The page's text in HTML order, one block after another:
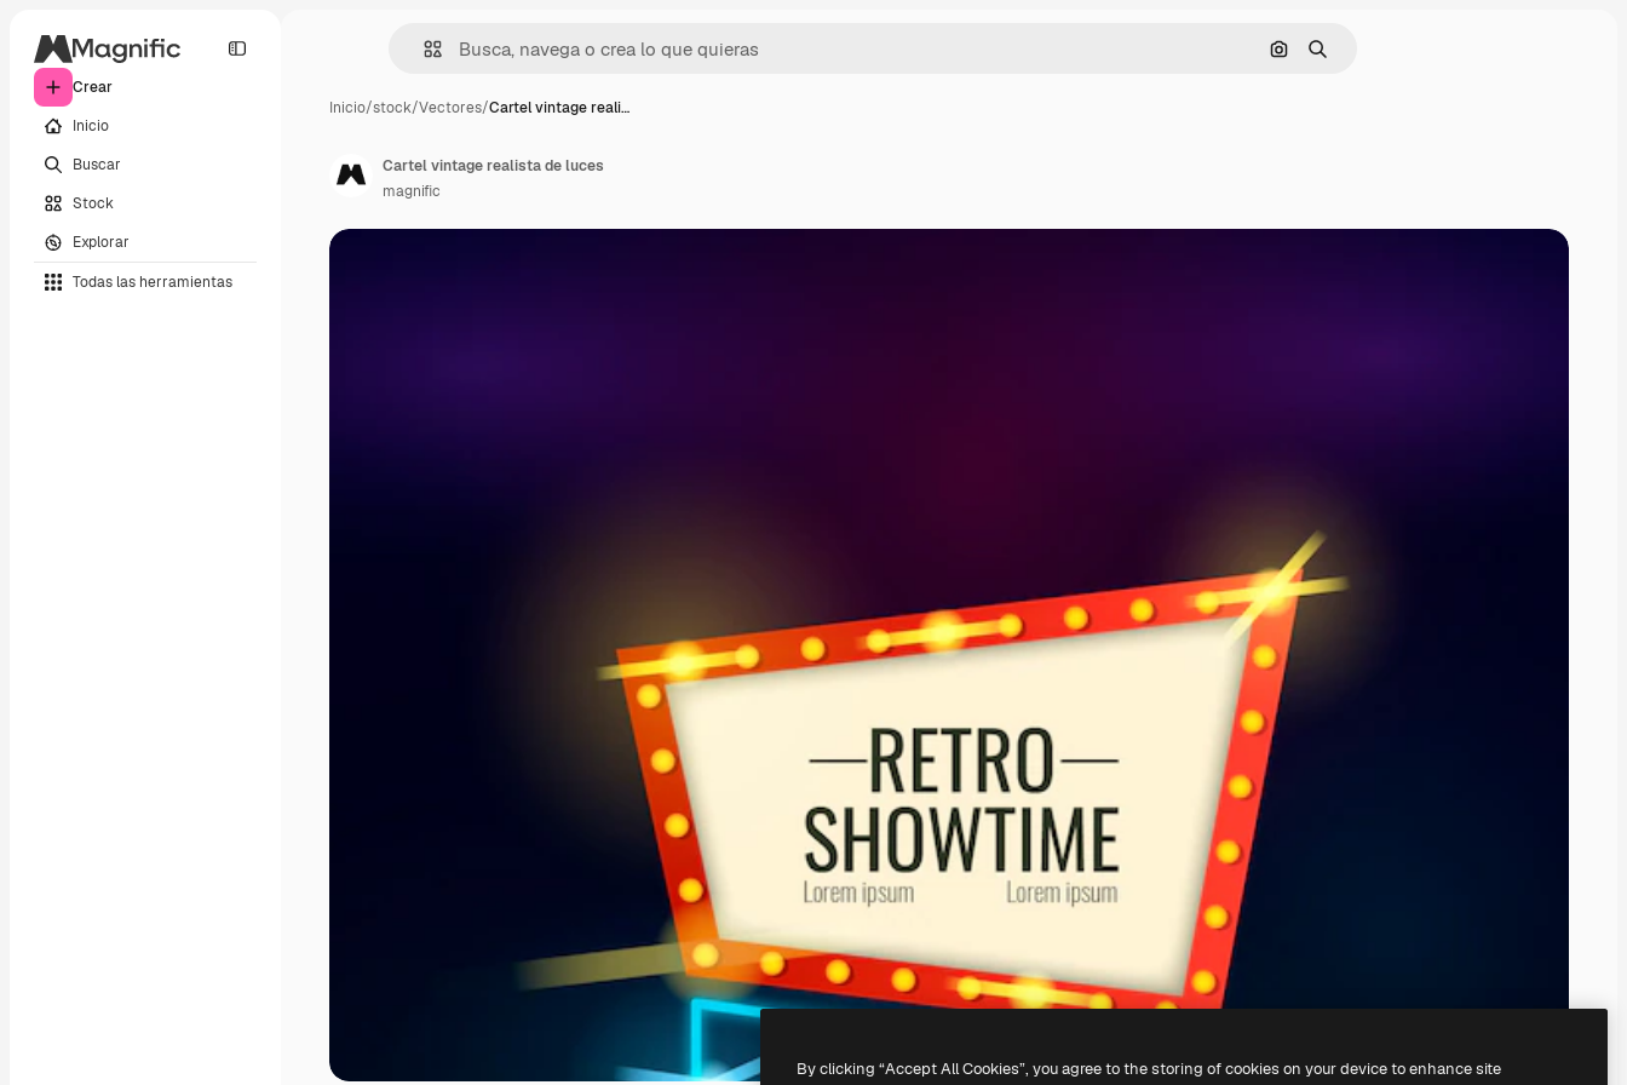
Crear
Inicio
Buscar
Stock
Explorar
Todas las herramientas
Buscar por imagen
Buscar
Inicio/stock/Vectores/Cartel vintage reali…
Cartel vintage realista de luces
magnific
By clicking “Accept All Cookies”, you agree to the storing of cookies on your device to enhance site